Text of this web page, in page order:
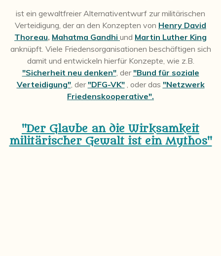
ist ein gewaltfreier Alternativentwurf zur militärischen
Verteidigung, der an den Konzepten von Henry David
Thoreau, Mahatma Gandhi und Martin Luther King
anknüpft. Viele Friedensorganisationen beschäftigen sich
damit und entwickeln hierfür Konzepte, wie z.B.
"Sicherheit neu denken", der "Bund für soziale
Verteidigung", der "DFG-VK" , oder das "Netzwerk
Friedenskooperative".
"Der Glaube an die Wirksamkeit
militärischer Gewalt ist ein Mythos"